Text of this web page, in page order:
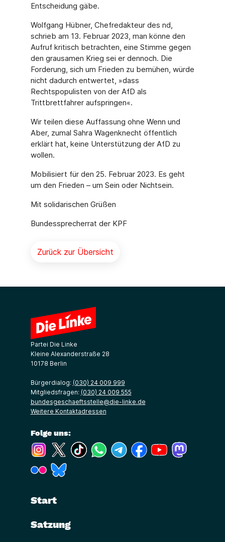
Entscheidung gäbe.
Wolfgang Hübner, Chefredakteur des nd,
schrieb am 13. Februar 2023, man könne den
Aufruf kritisch betrachten, eine Stimme gegen
den grausamen Krieg sei er dennoch. Die
Forderung, sich um Frieden zu bemühen, würde
nicht dadurch entwertet, »dass
Rechtspopulisten von der AfD als
Trittbrettfahrer aufspringen«.
Wir teilen diese Auffassung ohne Wenn und
Aber, zumal Sahra Wagenknecht öffentlich
erklärt hat, keine Unterstützung der AfD zu
wollen.
Mobilisiert für den 25. Februar 2023. Es geht
um den Frieden – um Sein oder Nichtsein.
Mit solidarischen Grüßen
Bundessprecherrat der KPF
Zurück zur Übersicht
Partei Die Linke
Kleine Alexanderstraße 28
10178 Berlin
Bürgerdialog: (030) 24 009 999
Mitgliedsfragen: (030) 24 009 555
bundesgeschaeftsstelle@die-linke.de
Weitere Kontaktadressen
Folge uns:
(Link öffnet ein neues Fenster)
(Link öffnet ein neues Fenster)
(Link öffnet ein neues Fenster)
(Link öffnet ein neues Fenster)
(Link öffnet ein neues Fenster)
(Link öffnet ein neues
(Link öffnet ein
(Link öffnet ein neues Fenster)
Start
Satzung